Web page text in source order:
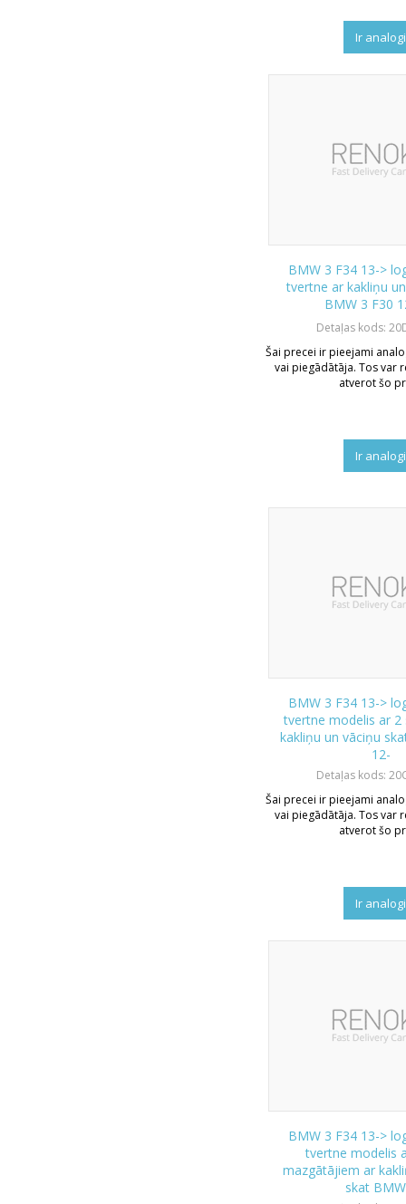
Ir analogi
BMW 3 F34 13->
tvertne ar kakliņu
BMW 3 F30
Detaļas kods:
Šai precei ir pieejami
vai piegādātāja. Tos var
atverot šo
Ir analogi
BMW 3 F34 13->
tvertne modelis ar 2
kakliņu un vāciņu
12-
Detaļas kods:
Šai precei ir pieejami
vai piegādātāja. Tos var
atverot šo
Ir analogi
BMW 3 F34 13->
tvertne modelis
mazgātājiem ar
skat